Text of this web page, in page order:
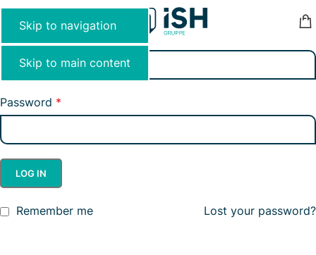
Skip to navigation
Skip to main content
MENU
Anmelden
Benutzername oder E-Mail-Adresse
Password *
LOG IN
Lost your password?
Remember me